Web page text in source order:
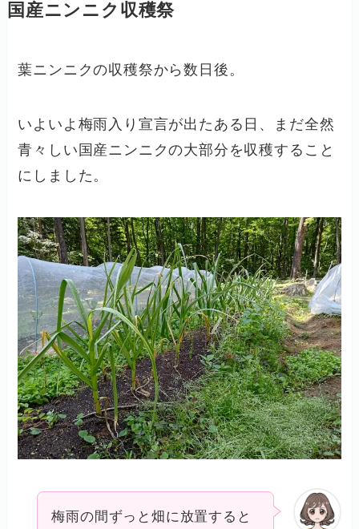
国産ニンニク収穫祭
葉ニンニクの収穫祭から数日後。
いよいよ梅雨入り宣言が出たある日、まだ全然
青々しい国産ニンニクの大部分を収穫すること
にしました。
梅雨の間ずっと畑に放置すると